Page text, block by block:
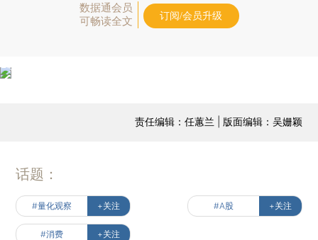
数据通会员
可畅读全文
订阅/会员升级
责任编辑：任蕙兰 | 版面编辑：吴姗颖
话题：
#量化观察 +关注 #A股 +关注
#消费 +关注